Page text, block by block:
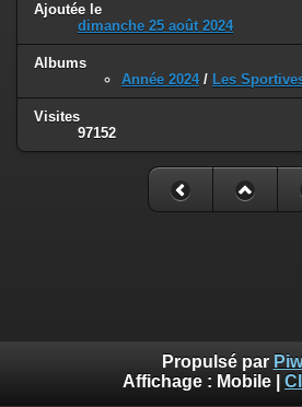
Ajoutée le
dimanche 25 août 2024
Albums
Année 2024/ Les
Visites
97152
Propulsé par
Affichage : Mobile